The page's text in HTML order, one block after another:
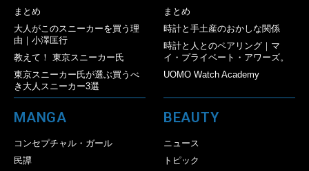
まとめ
大人がこのスニーカーを買う理
由｜小澤匡行
教えて！ 東京スニーカー氏
東京スニーカー氏が選ぶ買うべ
き大人スニーカー3選
まとめ
時計と手土産のおかしな関係
時計と人とのペアリング｜マ
イ・プライベート・アワーズ。
UOMO Watch Academy
MANGA
コンセプチャル・ガール
民譚
BEAUTY
ニュース
トピック